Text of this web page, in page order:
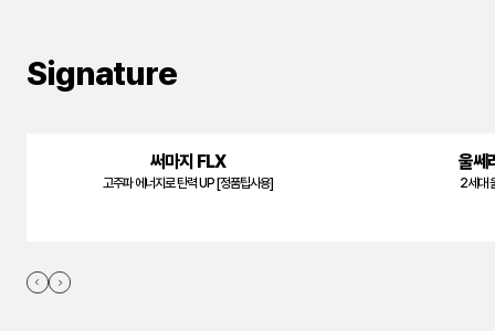
Signature
써마지 FLX
고주파 에너지로 탄력 UP [정품팁사용]
울쎄
2세대